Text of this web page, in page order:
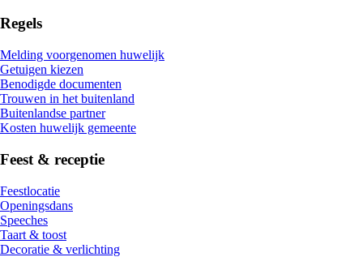
Regels
Melding voorgenomen huwelijk
Getuigen kiezen
Benodigde documenten
Trouwen in het buitenland
Buitenlandse partner
Kosten huwelijk gemeente
Feest & receptie
Feestlocatie
Openingsdans
Speeches
Taart & toost
Decoratie & verlichting